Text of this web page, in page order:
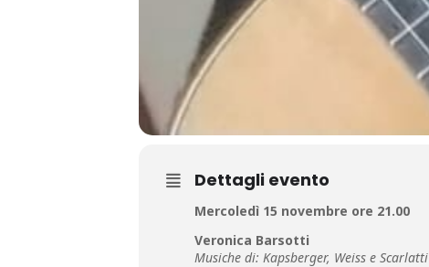
Dettagli evento
Mercoledì 15 novembre ore 21.00
Veronica Barsotti
Musiche di: Kapsberger, Weiss e Scarlatti